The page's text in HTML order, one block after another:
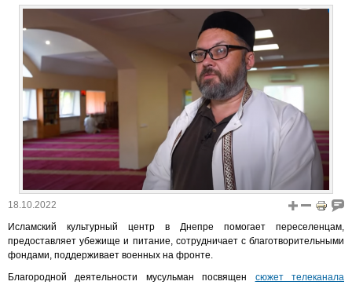
18.10.2022
Исламский культурный центр в Днепре помогает переселенцам,
предоставляет убежище и питание, сотрудничает с благотворительными
фондами, поддерживает военных на фронте.
Благородной деятельности мусульман посвящен сюжет телеканала